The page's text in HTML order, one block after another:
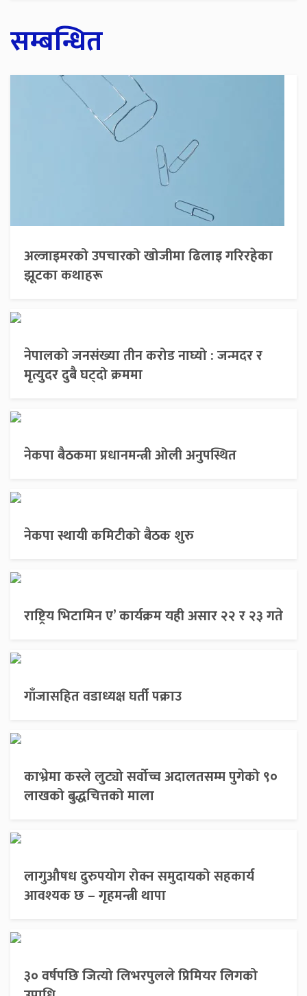
सम्बन्धित
अल्जाइमरको उपचारको खोजीमा ढिलाइ गरिरहेका
झूटका कथाहरू
नेपालको जनसंख्या तीन करोड नाघ्यो : जन्मदर र
मृत्युदर दुबै घट्दो क्रममा
नेकपा बैठकमा प्रधानमन्त्री ओली अनुपस्थित
नेकपा स्थायी कमिटीको बैठक शुरु
राष्ट्रिय भिटामिन ए’ कार्यक्रम यही असार २२ र २३ गते
गाँजासहित वडाध्यक्ष घर्ती पक्राउ
काभ्रेमा कस्ले लुट्यो सर्वोच्च अदालतसम्म पुगेको ९०
लाखको बुद्धचित्तको माला
लागुऔषध दुरुपयोग रोक्न समुदायको सहकार्य
आवश्यक छ – गृहमन्त्री थापा
३० वर्षपछि जित्यो लिभरपुलले प्रिमियर लिगको